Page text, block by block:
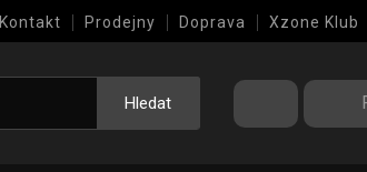
Kontakt Prodejny Doprava Xzone Klub
Hledat